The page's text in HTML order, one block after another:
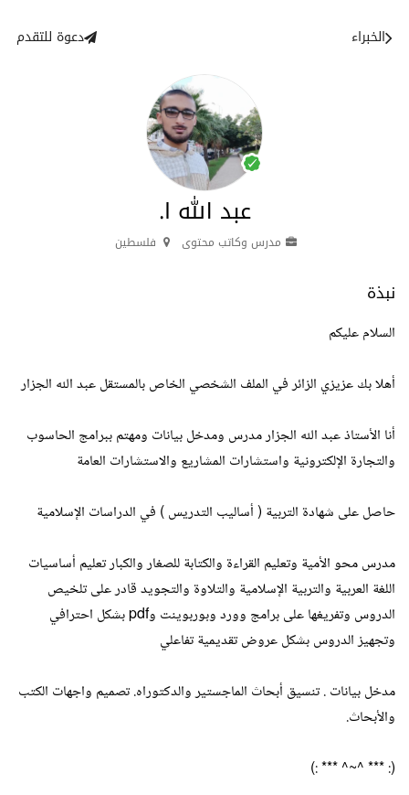
الخبراء دعوة للتقدم
عبد الله ا.
مدرس وكاتب محتوى فلسطين
نبذة
السلام عليكم
أهلا بك عزيزي الزائر في الملف الشخصي الخاص بالمستقل عبد الله الجزار
أنا الأستاذ عبد الله الجزار مدرس ومدخل بيانات ومهتم ببرامج الحاسوب
والتجارة الإلكترونية واستشارات المشاريع والاستشارات العامة
حاصل على شهادة التربية ( أساليب التدريس ) في الدراسات الإسلامية
مدرس محو الأمية وتعليم القراءة والكتابة للصغار والكبار تعليم أساسيات
اللغة العربية والتربية الإسلامية والتلاوة والتجويد قادر على تلخيص
الدروس وتفريغها على برامج وورد وبوربوينت وpdf بشكل احترافي
وتجهيز الدروس بشكل عروض تقديمية تفاعلي
مدخل بيانات . تنسيق أبحاث الماجستير والدكتوراه. تصميم واجهات الكتب
والأبحاث.
(: *** ^~^ *** :)